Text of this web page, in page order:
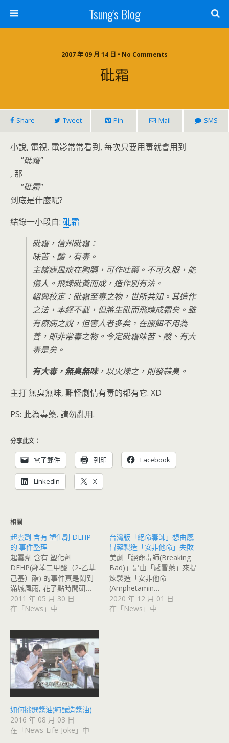
Tsung's Blog
2007 年 09 月 14 日 • No Comments
砒霜
Share Tweet Pin Mail SMS
小說, 電視, 電影常常看到, 每次只要用毒就會用到
砒霜
, 那
砒霜
到底是什麼呢?
結錄一小段自: 砒霜
砒霜，信州砒霜：
味苦、酸，有毒。
主諸瘧風痰在胸膈，可作吐藥。不可久服，能
傷人。飛煉砒黃而成，造作別有法。
紹興校定：砒霜至毒之物，世所共知。其造作
之法，本經不載，但將生砒而飛煉成霜矣。雖
有療病之說，但害人者多矣。在服餌不用為
善，即非常毒之物。今定砒霜味苦、酸、有大
毒是矣。
有大毒，無臭無味，以火煉之，則發蒜臭。
主打 無臭無味, 難怪劇情有毒的都有它. XD
PS: 此為毒藥, 請勿亂用.
分享此文：
電子郵件 列印 Facebook
LinkedIn X
相關
起雲劑 含有 塑化劑 DEHP
的 事件整理
起雲劑 含有 塑化劑
DEHP(鄰苯二甲酸（2-乙基
己基）酯) 的事件真是鬧到
滿城風雨, 花了點時間研…
2011 年 05 月 30 日
在「News」中
台灣版「絕命毒師」想由感
冒藥製造「安非他命」失敗
美劇「絕命毒師(Breaking
Bad)」是由「感冒藥」來提
煉製造「安非他命
(Amphetamin…
2020 年 12 月 01 日
在「News」中
如何挑選醬油(純釀造醬油)
2016 年 08 月 03 日
在「News-Life-Joke」中